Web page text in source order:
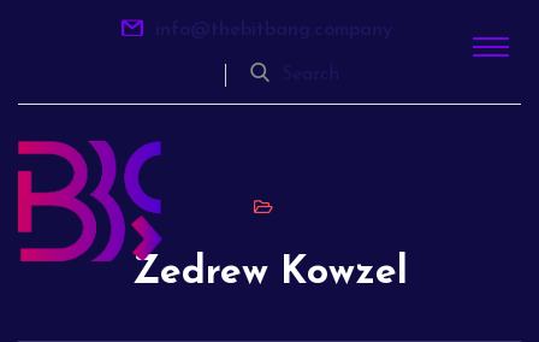
info@thebitbang.company
Search
Zedrew Kowzel